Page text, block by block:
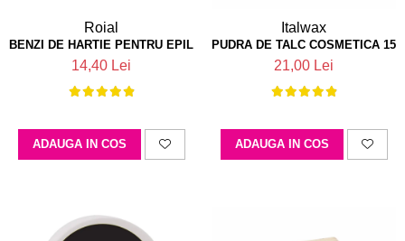
Roial
BENZI DE HARTIE PENTRU EPILAT ROIAL GOLD ALBE 100BUC
14,40 Lei
ADAUGA IN COS
Italwax
PUDRA DE TALC COSMETICA
21,00 Lei
ADAUGA IN COS